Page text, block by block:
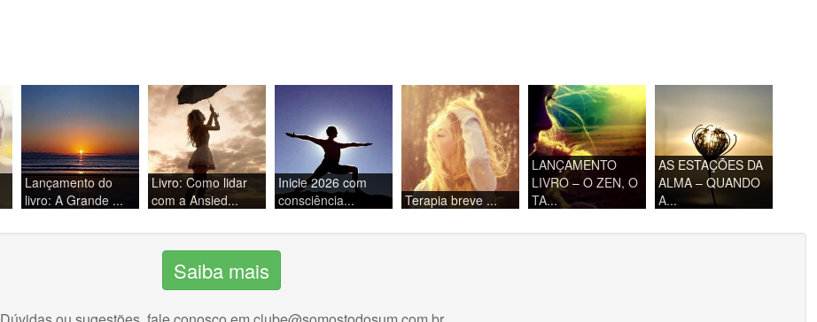
Lançamento do
livro: A Grande ...
Livro: Como lidar
com a Ansied...
Inicie 2026 com
consciência...
Terapia breve ...
LANÇAMENTO
LIVRO – O ZEN, O
TA...
AS ESTAÇÕES DA
ALMA – QUANDO
A...
Saiba mais